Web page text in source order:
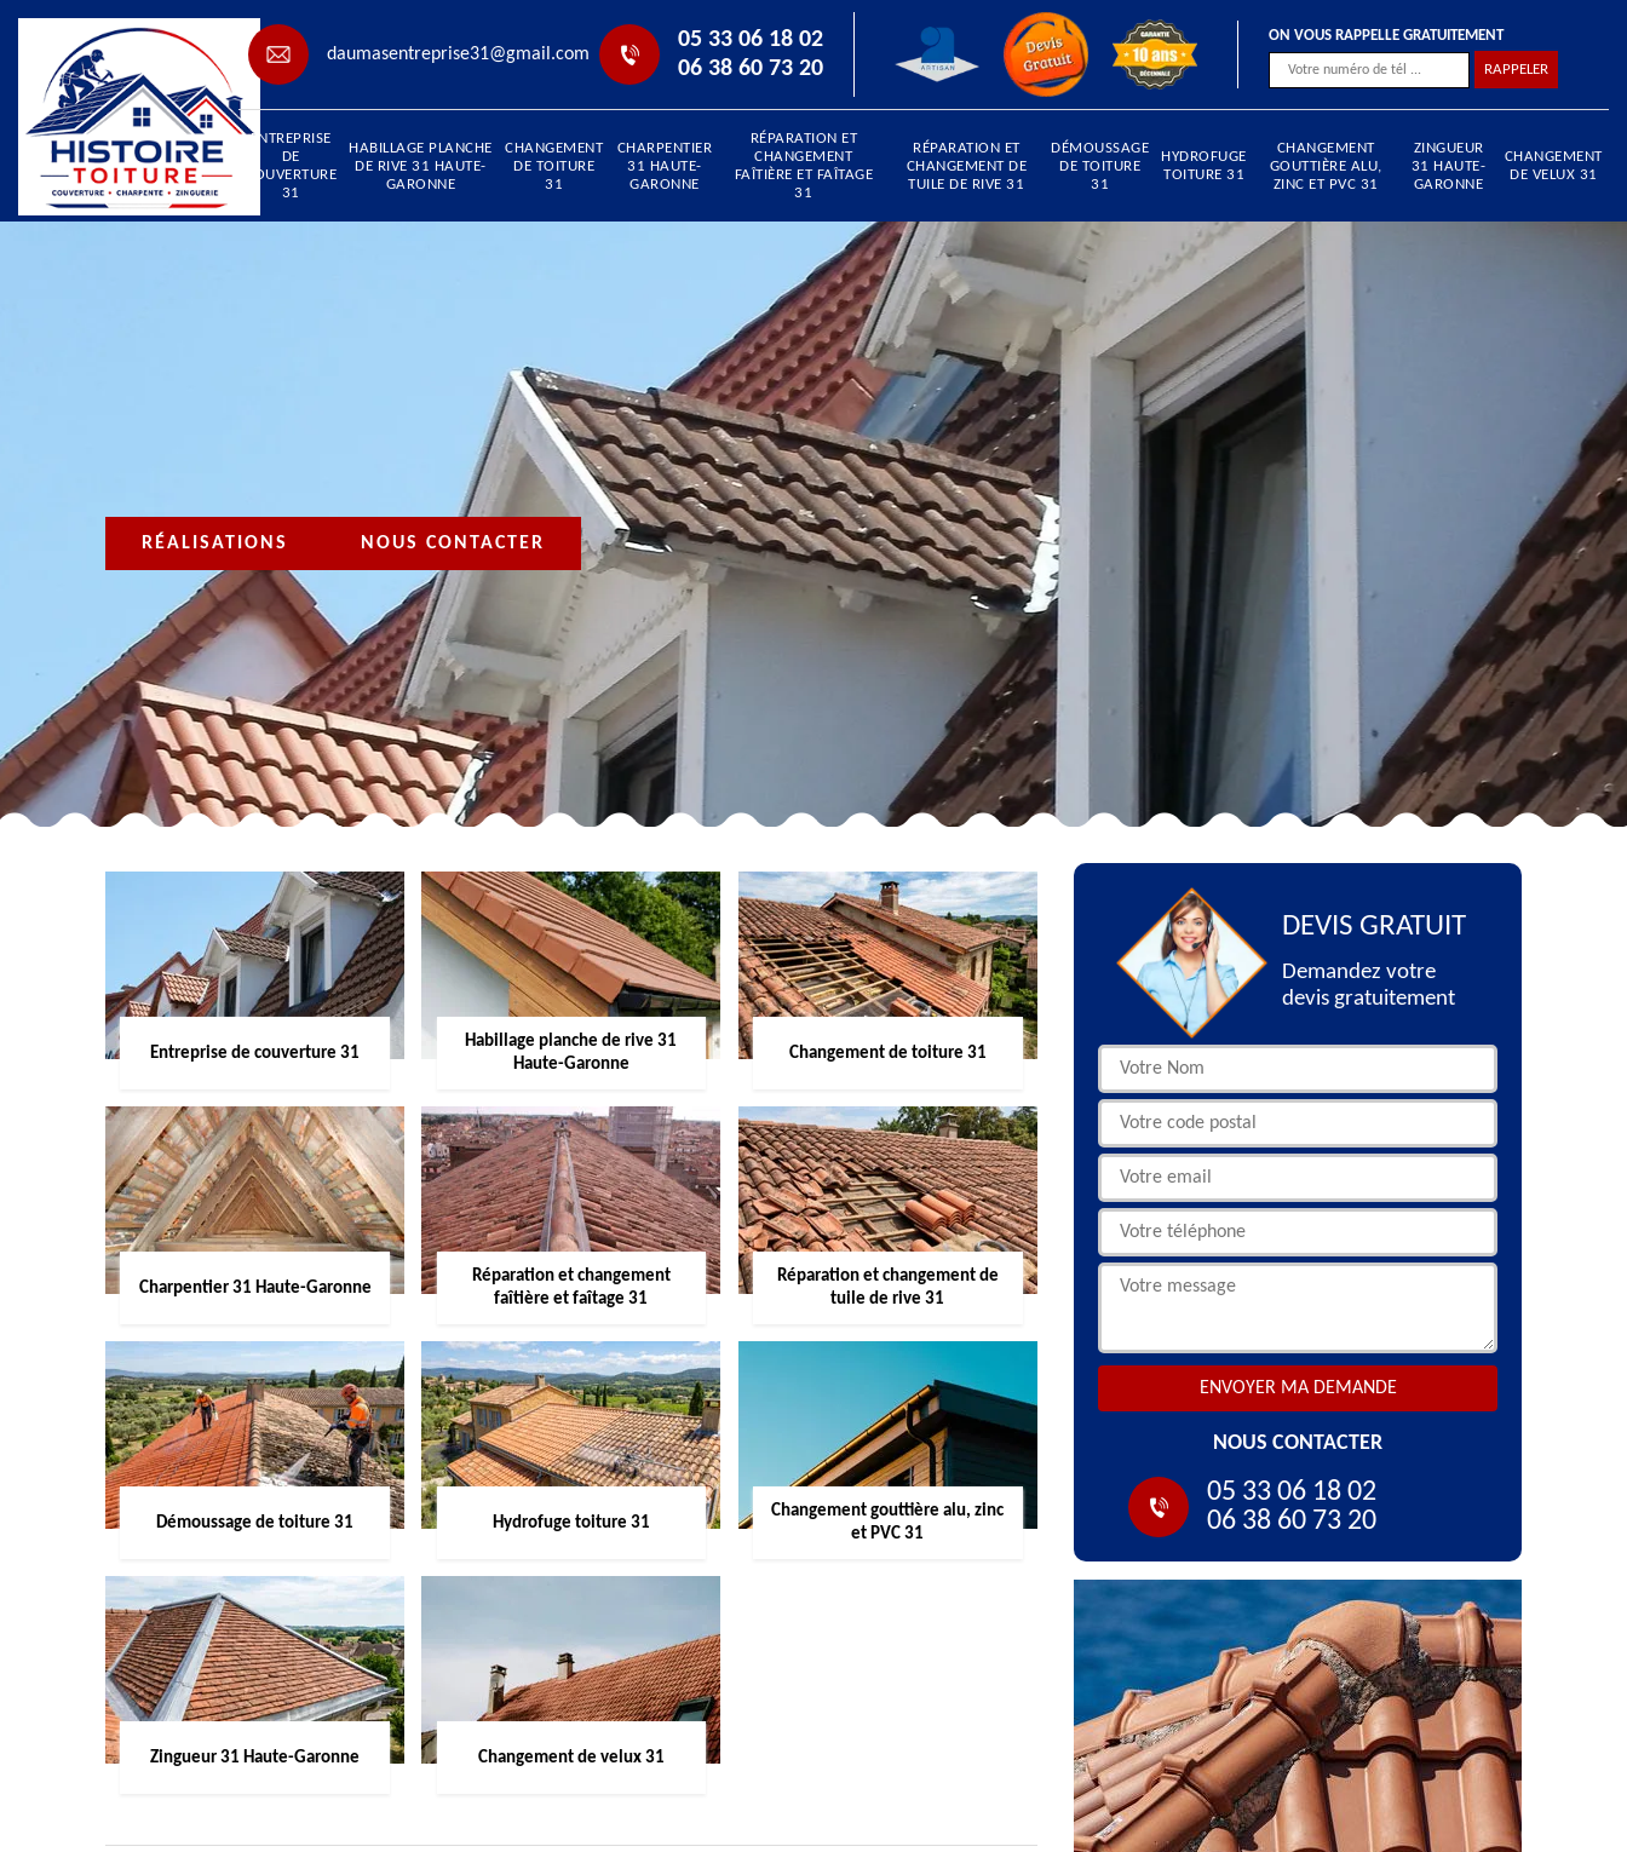
daumasentreprise31@gmail.com
05 33 06 18 02
06 38 60 73 20
ON VOUS RAPPELLE GRATUITEMENT
ENTREPRISE
DE
COUVERTURE
31
HABILLAGE PLANCHE
DE RIVE 31 HAUTE-
GARONNE
CHANGEMENT
DE TOITURE
31
CHARPENTIER
31 HAUTE-
GARONNE
RÉPARATION ET
CHANGEMENT
FAÎTIÈRE ET FAÎTAGE
31
RÉPARATION ET
CHANGEMENT DE
TUILE DE RIVE 31
DÉMOUSSAGE
DE TOITURE
31
HYDROFUGE
TOITURE 31
CHANGEMENT
GOUTTIÈRE ALU,
ZINC ET PVC 31
ZINGUEUR
31 HAUTE-
GARONNE
CHANGEMENT
DE VELUX 31
RÉALISATIONS NOUS CONTACTER
Entreprise de couverture 31
Habillage planche de rive 31
Haute-Garonne
Changement de toiture 31
Charpentier 31 Haute-Garonne
Réparation et changement
faîtière et faîtage 31
Réparation et changement de
tuile de rive 31
Démoussage de toiture 31 Hydrofuge toiture 31
Changement gouttière alu, zinc
et PVC 31
Zingueur 31 Haute-Garonne Changement de velux 31
DEVIS GRATUIT
Demandez votre
devis gratuitement
NOUS CONTACTER
05 33 06 18 02
06 38 60 73 20